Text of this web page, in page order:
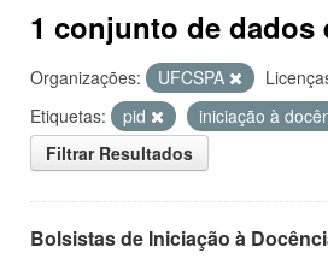
1 conjunto de dados
Organizações: UFCSPA
Etiquetas:
pid
iniciação à
Filtrar Resultados
Bolsistas de Iniciação à